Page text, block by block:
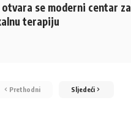
se moderni centar za
terapiju
Prethodni Sljedeći